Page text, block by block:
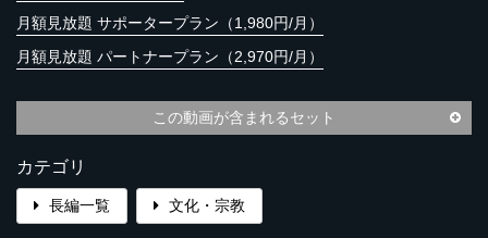
月額見放題 サポータープラン（1,980円/月）
月額見放題 パートナープラン（2,970円/月）
この動画が含まれるセット
カテゴリ
長編一覧 文化・宗教